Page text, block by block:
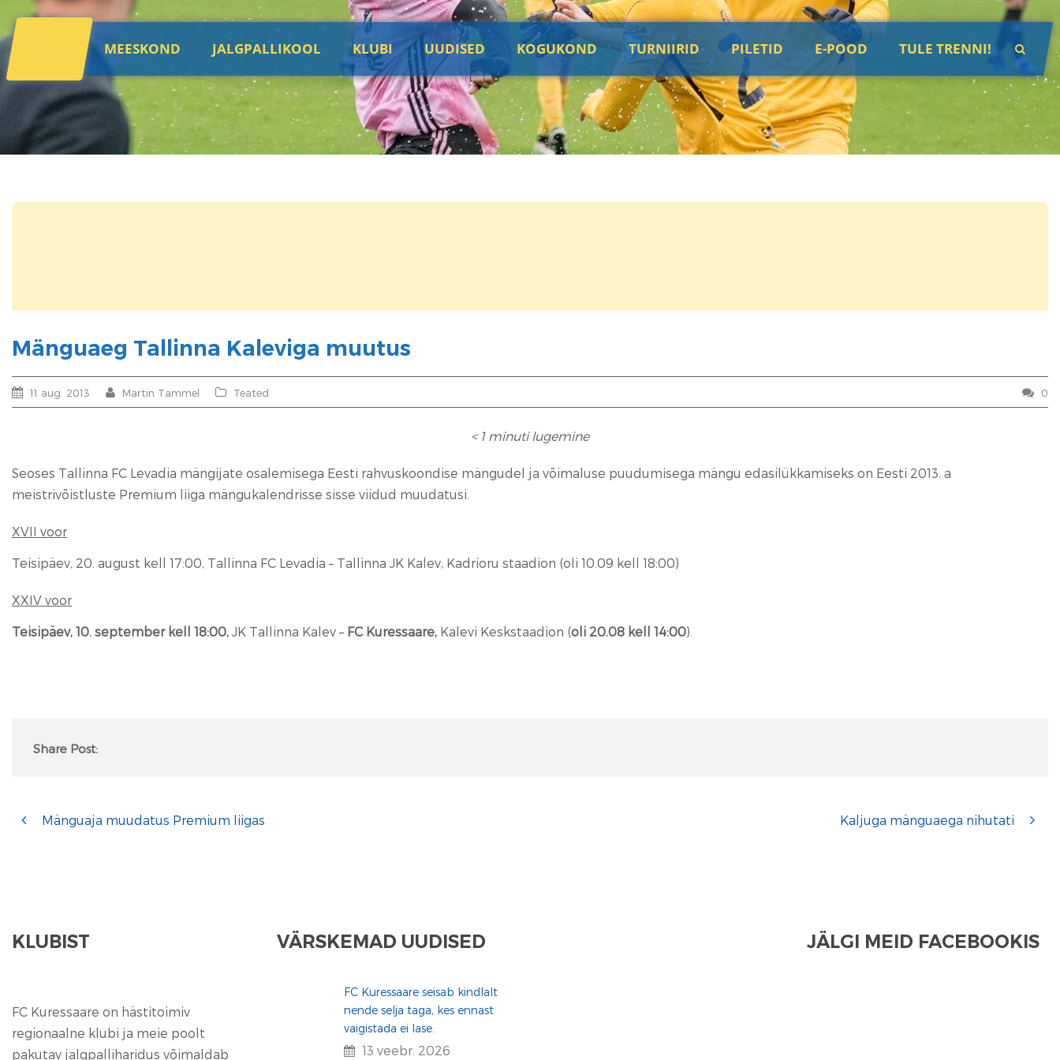
MEESKOND JALGPALLIKOOL KLUBI UUDISED KOGUKOND TURNIIRID PILETID E-POOD TULE TRENNI!
Mänguaeg Tallinna Kaleviga muutus
11 aug. 2013 Martin Tammel Teated 0
< 1 minuti lugemine
Seoses Tallinna FC Levadia mängijate osalemisega Eesti rahvuskoondise mängudel ja võimaluse puudumisega mängu edasilükkamiseks on Eesti 2013. a
meistrivõistluste Premium liiga mängukalendrisse sisse viidud muudatusi.
XVII voor
Teisipäev, 20. august kell 17:00, Tallinna FC Levadia – Tallinna JK Kalev, Kadrioru staadion (oli 10.09 kell 18:00)
XXIV voor
Teisipäev, 10. september kell 18:00, JK Tallinna Kalev – FC Kuressaare, Kalevi Keskstaadion (oli 20.08 kell 14:00).
Share Post:
Mänguaja muudatus Premium liigas Kaljuga mänguaega nihutati
KLUBIST
FC Kuressaare on hästitoimiv
regionaalne klubi ja meie poolt
pakutav jalgpalliharidus võimaldab
VÄRSKEMAD UUDISED
FC Kuressaare seisab kindlalt
nende selja taga, kes ennast
vaigistada ei lase.
13 veebr. 2026
JÄLGI MEID FACEBOOKIS